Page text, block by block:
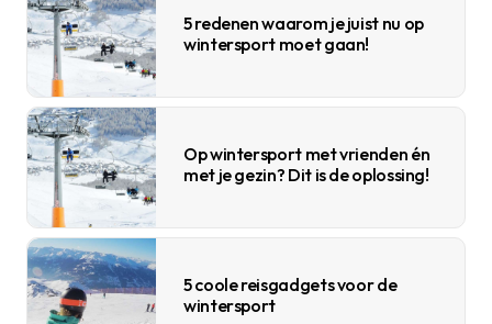
5 redenen waarom je juist nu op
wintersport moet gaan!
Op wintersport met vrienden én
met je gezin? Dit is de oplossing!
5 coole reisgadgets voor de
wintersport